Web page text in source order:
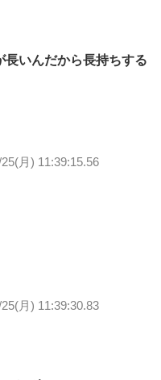
長いんだから長持ちする
月) 11:39:15.56
月) 11:39:30.83